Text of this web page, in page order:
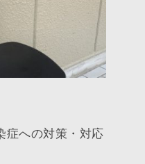
症への対策・対応